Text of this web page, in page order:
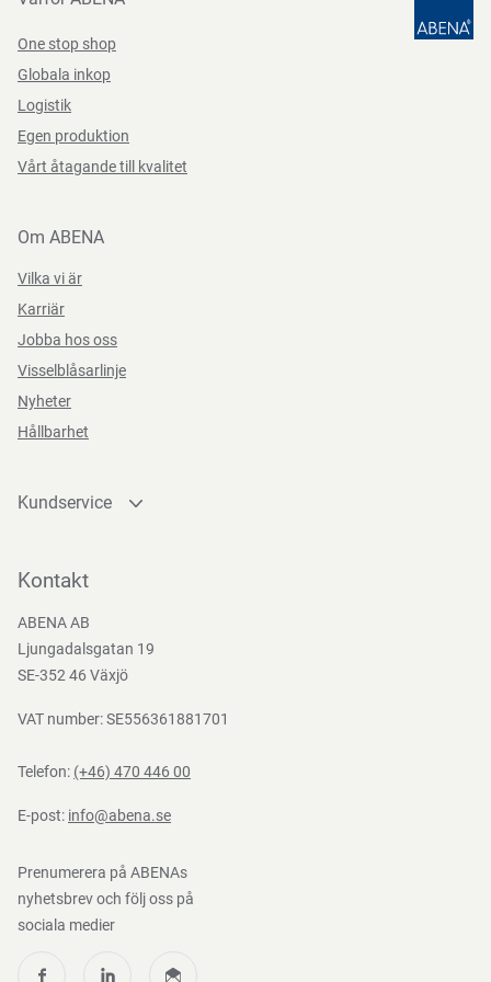
Bredd
Direktiv, förordningar och lagstiftning
(EU) 2023/988
One stop shop
Globala inkop
Logistik
Egen produktion
Vårt åtagande till kvalitet
Om ABENA
Vilka vi är
Karriär
Jobba hos oss
Visselblåsarlinje
Nyheter
Hållbarhet
Kundservice
Bli kund
Nedladdningar
Kontakt
ABENA AB
Ljungadalsgatan 19
SE-352 46 Växjö
VAT number: SE556361881701
Telefon: (+46) 470 446 00
E-post: info@abena.se
Prenumerera på ABENAs
nyhetsbrev och följ oss på
sociala medier